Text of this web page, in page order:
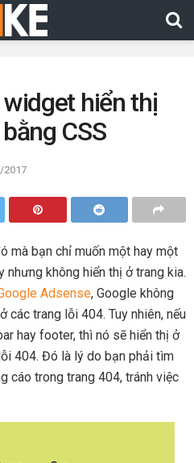
hiển thị
CSS
2017
mà bạn chỉ muốn một hay một
không hiển thị ở trang kia.
Adsense, Google không
các trang lỗi 404. Tuy nhiên, nếu
hay footer, thì nó sẽ hiển thị ở
404. Đó là lý do bạn phải tìm
cáo trong trang 404, tránh việc